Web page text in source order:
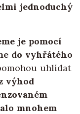
jednoduchý
je pomocí
do vyhřátého
uhlídat
výhod
mnohem